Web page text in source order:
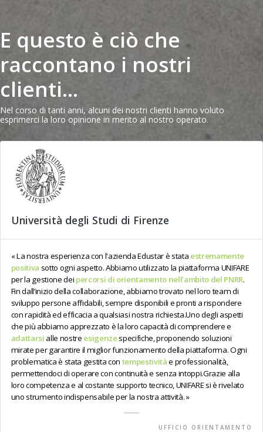
E questo è ciò che
raccontano i nostri
clienti...
Nel corso di tanti anni, alcuni dei nostri clienti hanno voluto
esprimerci la loro opinione in merito al nostro operato.
Università degli Studi di Firenze
La nostra esperienza con l'azienda Edustar è stata estremamente
positiva sotto ogni aspetto. Abbiamo utilizzato la piattaforma UNIFARE
per la gestione dei percorsi di orientamento nell'ambito del PNRR.
Fin dall’inizio della collaborazione, abbiamo trovato nel loro team di
sviluppo persone affidabili, sempre disponibili e pronti a rispondere
con rapidità ed efficacia a qualsiasi nostra richiesta.Uno degli aspetti
che più abbiamo apprezzato è la loro capacità di comprendere e
adattarsi alle nostre esigenzespecifiche, proponendo soluzioni
mirate per garantire il miglior funzionamento della piattaforma. Ogni
problematica è stata gestita con tempestivitàe professionalità,
permettendoci di operare con continuità e senza intoppi.Grazie alla
loro competenza e al costante supporto tecnico, UNIFARE si è rivelato
uno strumento indispensabile per la nostra attività.
UFFICIO ORIENTAMENTO